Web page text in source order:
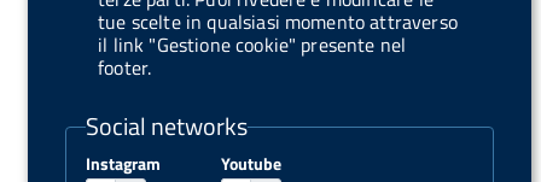
tue scelte in qualsiasi momento attraverso
il link "Gestione cookie" presente nel
footer.
Social networks
Instagram Youtube
t
i
y